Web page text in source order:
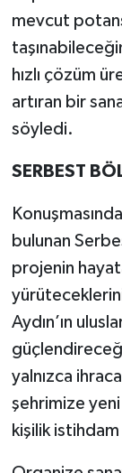
mevcut
hızlı çözüm
artıran bir
söyledi.
SERBEST
bulunan
projenin
Aydın’ın
yalnızca
şehrimize
kişilik